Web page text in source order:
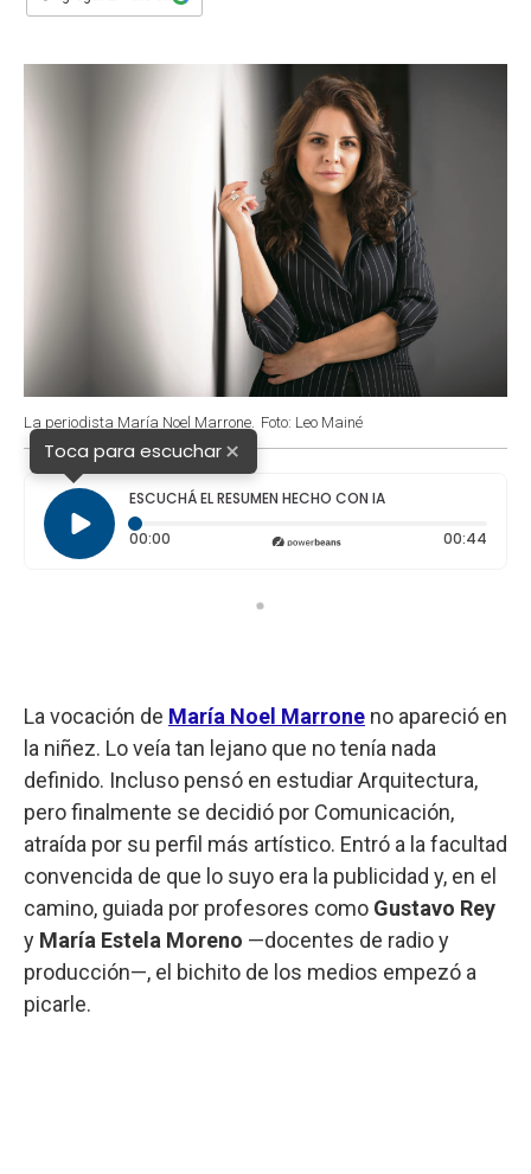
b
s
l
La periodista María Noel Marrone. Foto: Leo Mainé
Toca para escuchar×
ESCUCHÁ EL RESUMEN HECHO CON IA
00:00 Tiempo transcurrido: 0 segundos 00:44
La vocación de María Noel Marrone no apareció en
la niñez. Lo veía tan lejano que no tenía nada
definido. Incluso pensó en estudiar Arquitectura,
pero finalmente se decidió por Comunicación,
atraída por su perfil más artístico. Entró a la facultad
convencida de que lo suyo era la publicidad y, en el
camino, guiada por profesores como Gustavo Rey
y María Estela Moreno —docentes de radio y
producción—, el bichito de los medios empezó a
picarle.